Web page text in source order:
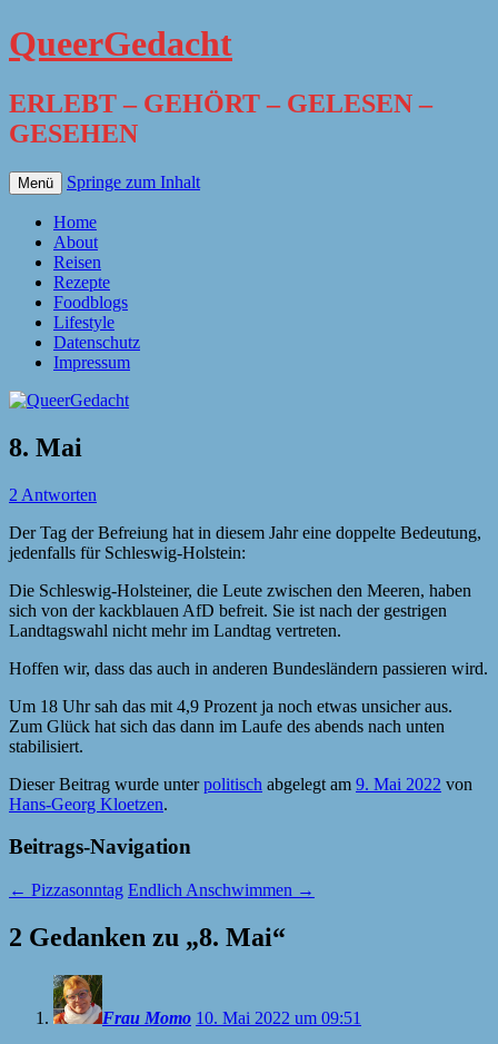
QueerGedacht
ERLEBT – GEHÖRT – GELESEN –
GESEHEN
Menü Springe zum Inhalt
Home
About
Reisen
Rezepte
Foodblogs
Lifestyle
Datenschutz
Impressum
8. Mai
2 Antworten
Der Tag der Befreiung hat in diesem Jahr eine doppelte Bedeutung,
jedenfalls für Schleswig-Holstein:
Die Schleswig-Holsteiner, die Leute zwischen den Meeren, haben
sich von der kackblauen AfD befreit. Sie ist nach der gestrigen
Landtagswahl nicht mehr im Landtag vertreten.
Hoffen wir, dass das auch in anderen Bundesländern passieren wird.
Um 18 Uhr sah das mit 4,9 Prozent ja noch etwas unsicher aus.
Zum Glück hat sich das dann im Laufe des abends nach unten
stabilisiert.
Dieser Beitrag wurde unterpolitisch abgelegt am 9. Mai 2022 von
Hans-Georg Kloetzen.
Beitrags-Navigation
← Pizzasonntag Endlich Anschwimmen →
2 Gedanken zu „8. Mai“
Frau Momo 10. Mai 2022 um 09:51